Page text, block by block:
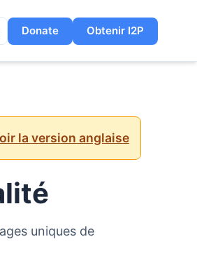
Donate Obtenir I2P
la version anglaise
uniques de